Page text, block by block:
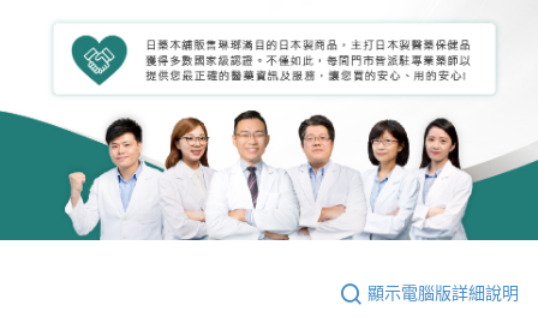
顯示電腦版詳細說明